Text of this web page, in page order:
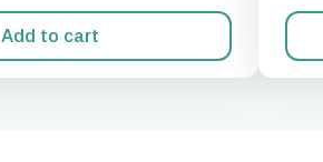
Add to cart